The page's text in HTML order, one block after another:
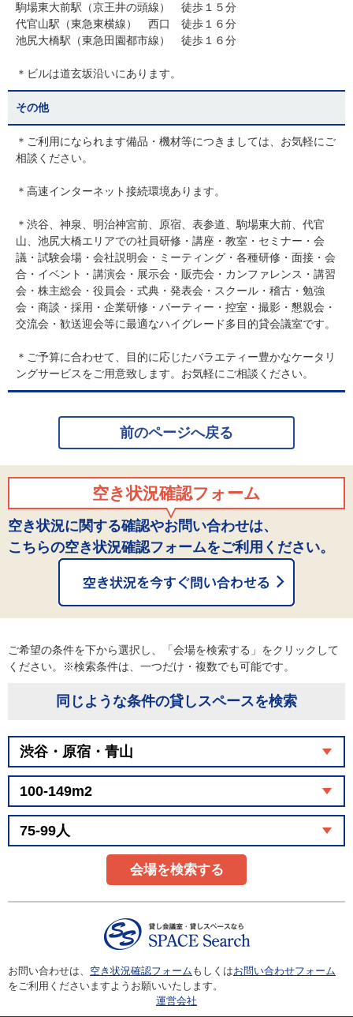
駒場東大前駅（京王井の頭線） 徒歩１５分
代官山駅（東急東横線） 西口 徒歩１６分
池尻大橋駅（東急田園都市線） 徒歩１６分
＊ビルは道玄坂沿いにあります。
その他
＊ご利用になられます備品・機材等につきましては、お気軽にご
相談ください。
＊高速インターネット接続環境あります。
＊渋谷、神泉、明治神宮前、原宿、表参道、駒場東大前、代官
山、池尻大橋エリアでの社員研修・講座・教室・セミナー・会
議・試験会場・会社説明会・ミーティング・各種研修・面接・会
合・イベント・講演会・展示会・販売会・カンファレンス・講習
会・株主総会・役員会・式典・発表会・スクール・稽古・勉強
会・商談・採用・企業研修・パーティー・控室・撮影・懇親会・
交流会・歓送迎会等に最適なハイグレード多目的貸会議室です。
＊ご予算に合わせて、目的に応じたバラエティー豊かなケータリ
ングサービスをご用意致します。お気軽にご相談ください。
前のページへ戻る
空き状況確認フォーム
空き状況に関する確認やお問い合わせは、
こちらの空き状況確認フォームをご利用ください。
ご希望の条件を下から選択し、「会場を検索する」をクリックして
ください。※検索条件は、一つだけ・複数でも可能です。
同じような条件の貸しスペースを検索
会場を検索する
お問い合わせは、 空き状況確認フォーム もしくはお問い合わせフォーム
をご利用くださいますようお願いいたします。
運営会社